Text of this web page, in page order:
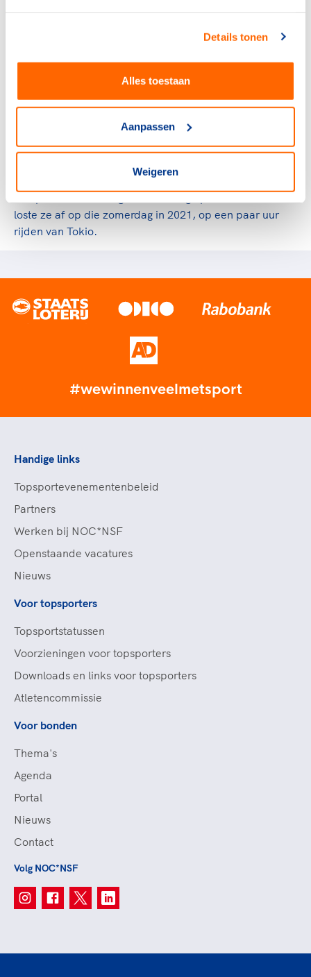
Details tonen
Alles toestaan
Aanpassen
Weigeren
Maar haar overtuigende optreden in Rio - voor de val -
leek iets bij Van Vleuten te hebben losgemaakt. Want
haar gloriejaren nog komen. Na Rio won ze tweemaal de
Giro Rosa, werd ze tweemaal wereldkampioen tijdrijden
en eenmaal op de weg, na een onwaarschijnlijke solo
Daarnaast werd Van Vleuten Europees kampioen en
won ze vrijwel alle klassiekers in het
vrouwenwielrennen. Toch was haar erelijst niet
loste ze af op die zomerdag in 2021, op een paar uur
rijden van Tokio.
#wewinnenveelmetsport
Handige links
Topsportevenementenbeleid
Partners
Werken bij NOC*NSF
Openstaande vacatures
Nieuws
Voor topsporters
Topsportstatussen
Voorzieningen voor topsporters
Downloads en links voor topsporters
Atletencommissie
Voor bonden
Thema's
Agenda
Portal
Nieuws
Contact
Volg NOC*NSF